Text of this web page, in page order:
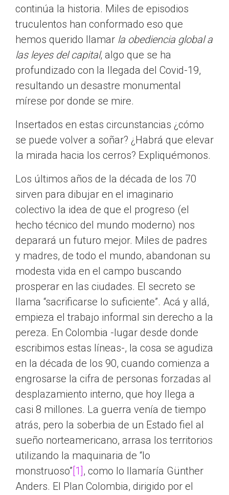
continúa la historia. Miles de episodios
truculentos han conformado eso que
hemos querido llamar la obediencia global a
las leyes del capital, algo que se ha
profundizado con la llegada del Covid-19,
resultando un desastre monumental
mírese por donde se mire.
Insertados en estas circunstancias ¿cómo
se puede volver a soñar? ¿Habrá que elevar
la mirada hacia los cerros? Expliquémonos.
Los últimos años de la década de los 70
sirven para dibujar en el imaginario
colectivo la idea de que el progreso (el
hecho técnico del mundo moderno) nos
deparará un futuro mejor. Miles de padres
y madres, de todo el mundo, abandonan su
modesta vida en el campo buscando
prosperar en las ciudades. El secreto se
llama “sacrificarse lo suficiente”. Acá y allá,
empieza el trabajo informal sin derecho a la
pereza. En Colombia -lugar desde donde
escribimos estas líneas-, la cosa se agudiza
en la década de los 90, cuando comienza a
engrosarse la cifra de personas forzadas al
desplazamiento interno, que hoy llega a
casi 8 millones. La guerra venía de tiempo
atrás, pero la soberbia de un Estado fiel al
sueño norteamericano, arrasa los territorios
utilizando la maquinaria de “lo
monstruoso”[1] , como lo llamaría Günther
Anders. El Plan Colombia, dirigido por el